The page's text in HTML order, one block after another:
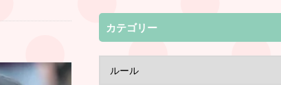
カテゴリー